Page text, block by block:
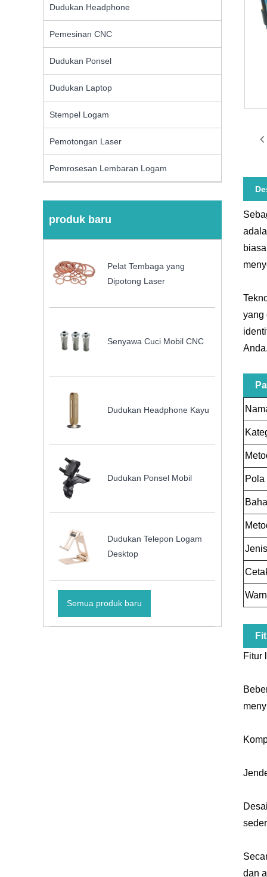
Dudukan Headphone
Pemesinan CNC
Dudukan Ponsel
Dudukan Laptop
Stempel Logam
Pemotongan Laser
Pemrosesan Lembaran Logam
produk baru
Pelat Tembaga yang
Dipotong Laser
Senyawa Cuci Mobil CNC
Dudukan Headphone Kayu
Dudukan Ponsel Mobil
Dudukan Telepon Logam
Desktop
Semua produk baru
yang
Anda.
Pola
Fitur
dan